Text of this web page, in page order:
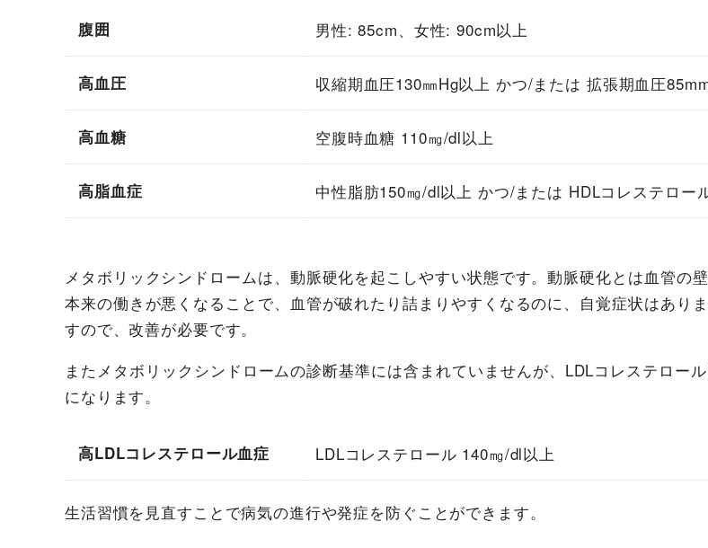
腹囲 男性: 85cm、女性: 90cm以上
高血圧 収縮期血圧130㎜Hg以上 かつ/または 拡張期血圧
高血糖 空腹時血糖 110㎎/dl以上
高脂血症 中性脂肪150㎎/dl以上 かつ/または HDLコレステロー
メタボリックシンドロームは、動脈硬化を起こしやすい状態です。動脈硬化とは血管の
本来の働きが悪くなることで、血管が破れたり詰まりやすくなるのに、自覚症状はあり
すので、改善が必要です。
またメタボリックシンドロームの診断基準には含まれていませんが、LDLコレステロー
になります。
高LDLコレステロール血症 LDLコレステロール 140㎎/dl以上
生活習慣を見直すことで病気の進行や発症を防ぐことができます。